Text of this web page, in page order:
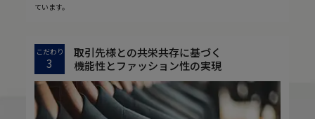
ています。
こだわり
3
取引先様との共栄共存に基づく
機能性とファッション性の実現